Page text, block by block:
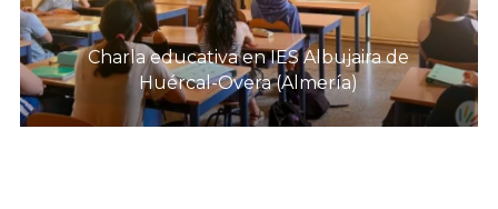
Charla educativa en IES Albujaira de
Huércal-Overa (Almería)